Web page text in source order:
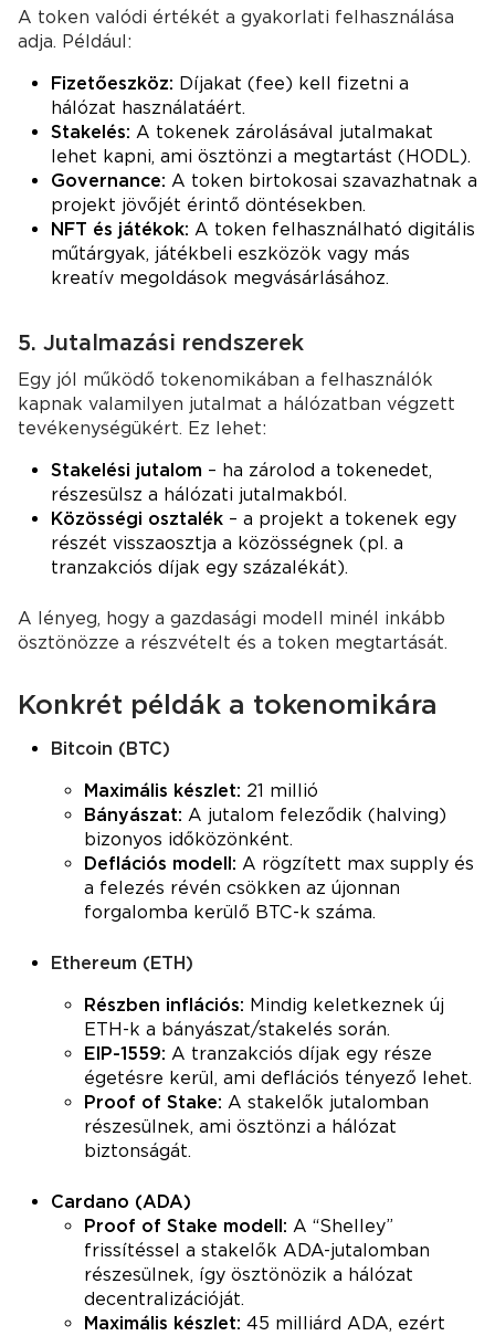
A token valódi értékét a gyakorlati felhasználása
adja. Például:
Fizetőeszköz: Díjakat (fee) kell fizetni a
hálózat használatáért.
Stakelés: A tokenek zárolásával jutalmakat
lehet kapni, ami ösztönzi a megtartást (HODL).
Governance: A token birtokosai szavazhatnak a
projekt jövőjét érintő döntésekben.
NFT és játékok: A token felhasználható digitális
műtárgyak, játékbeli eszközök vagy más
kreatív megoldások megvásárlásához.
5. Jutalmazási rendszerek
Egy jól működő tokenomikában a felhasználók
kapnak valamilyen jutalmat a hálózatban végzett
tevékenységükért. Ez lehet:
Stakelési jutalom – ha zárolod a tokenedet,
részesülsz a hálózati jutalmakból.
Közösségi osztalék – a projekt a tokenek egy
részét visszaosztja a közösségnek (pl. a
tranzakciós díjak egy százalékát).
A lényeg, hogy a gazdasági modell minél inkább
ösztönözze a részvételt és a token megtartását.
Konkrét példák a tokenomikára
Bitcoin (BTC)
Maximális készlet: 21 millió
Bányászat: A jutalom feleződik (halving)
bizonyos időközönként.
Deflációs modell: A rögzített max supply és
a felezés révén csökken az újonnan
forgalomba kerülő BTC-k száma.
Ethereum (ETH)
Részben inflációs: Mindig keletkeznek új
ETH-k a bányászat/stakelés során.
EIP-1559: A tranzakciós díjak egy része
égetésre kerül, ami deflációs tényező lehet.
Proof of Stake: A stakelők jutalomban
részesülnek, ami ösztönzi a hálózat
biztonságát.
Cardano (ADA)
Proof of Stake modell: A “Shelley”
frissítéssel a stakelők ADA-jutalomban
részesülnek, így ösztönözik a hálózat
decentralizációját.
Maximális készlet: 45 milliárd ADA, ezért